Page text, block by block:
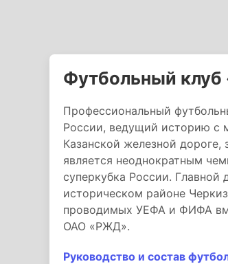
Футбольный
Профессиональный
России, ведущий историю с
Казанской железной
является неоднократным
суперкубка России.
историческом районе
проводимых УЕФА и ФИФА
ОАО «РЖД».
Руководство и состав